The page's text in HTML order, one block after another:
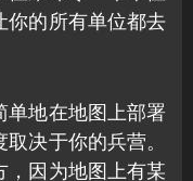
你的所有单位都去
单地在地图上部署
决于你的兵营。
，因为地图上有某